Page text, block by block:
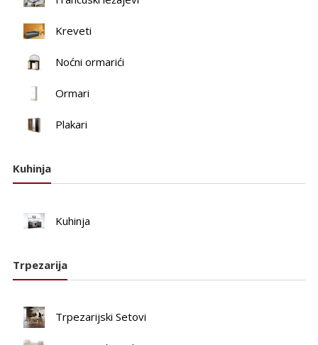
Kreveti
Noćni ormarići
Ormari
Plakari
Kuhinja
Kuhinja
Trpezarija
Trpezarijski Setovi